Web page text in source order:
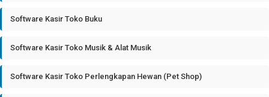
Software Kasir Toko Buku
Software Kasir Toko Musik & Alat Musik
Software Kasir Toko Perlengkapan Hewan (Pet Shop)